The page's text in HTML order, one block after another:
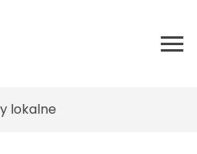
lokalne